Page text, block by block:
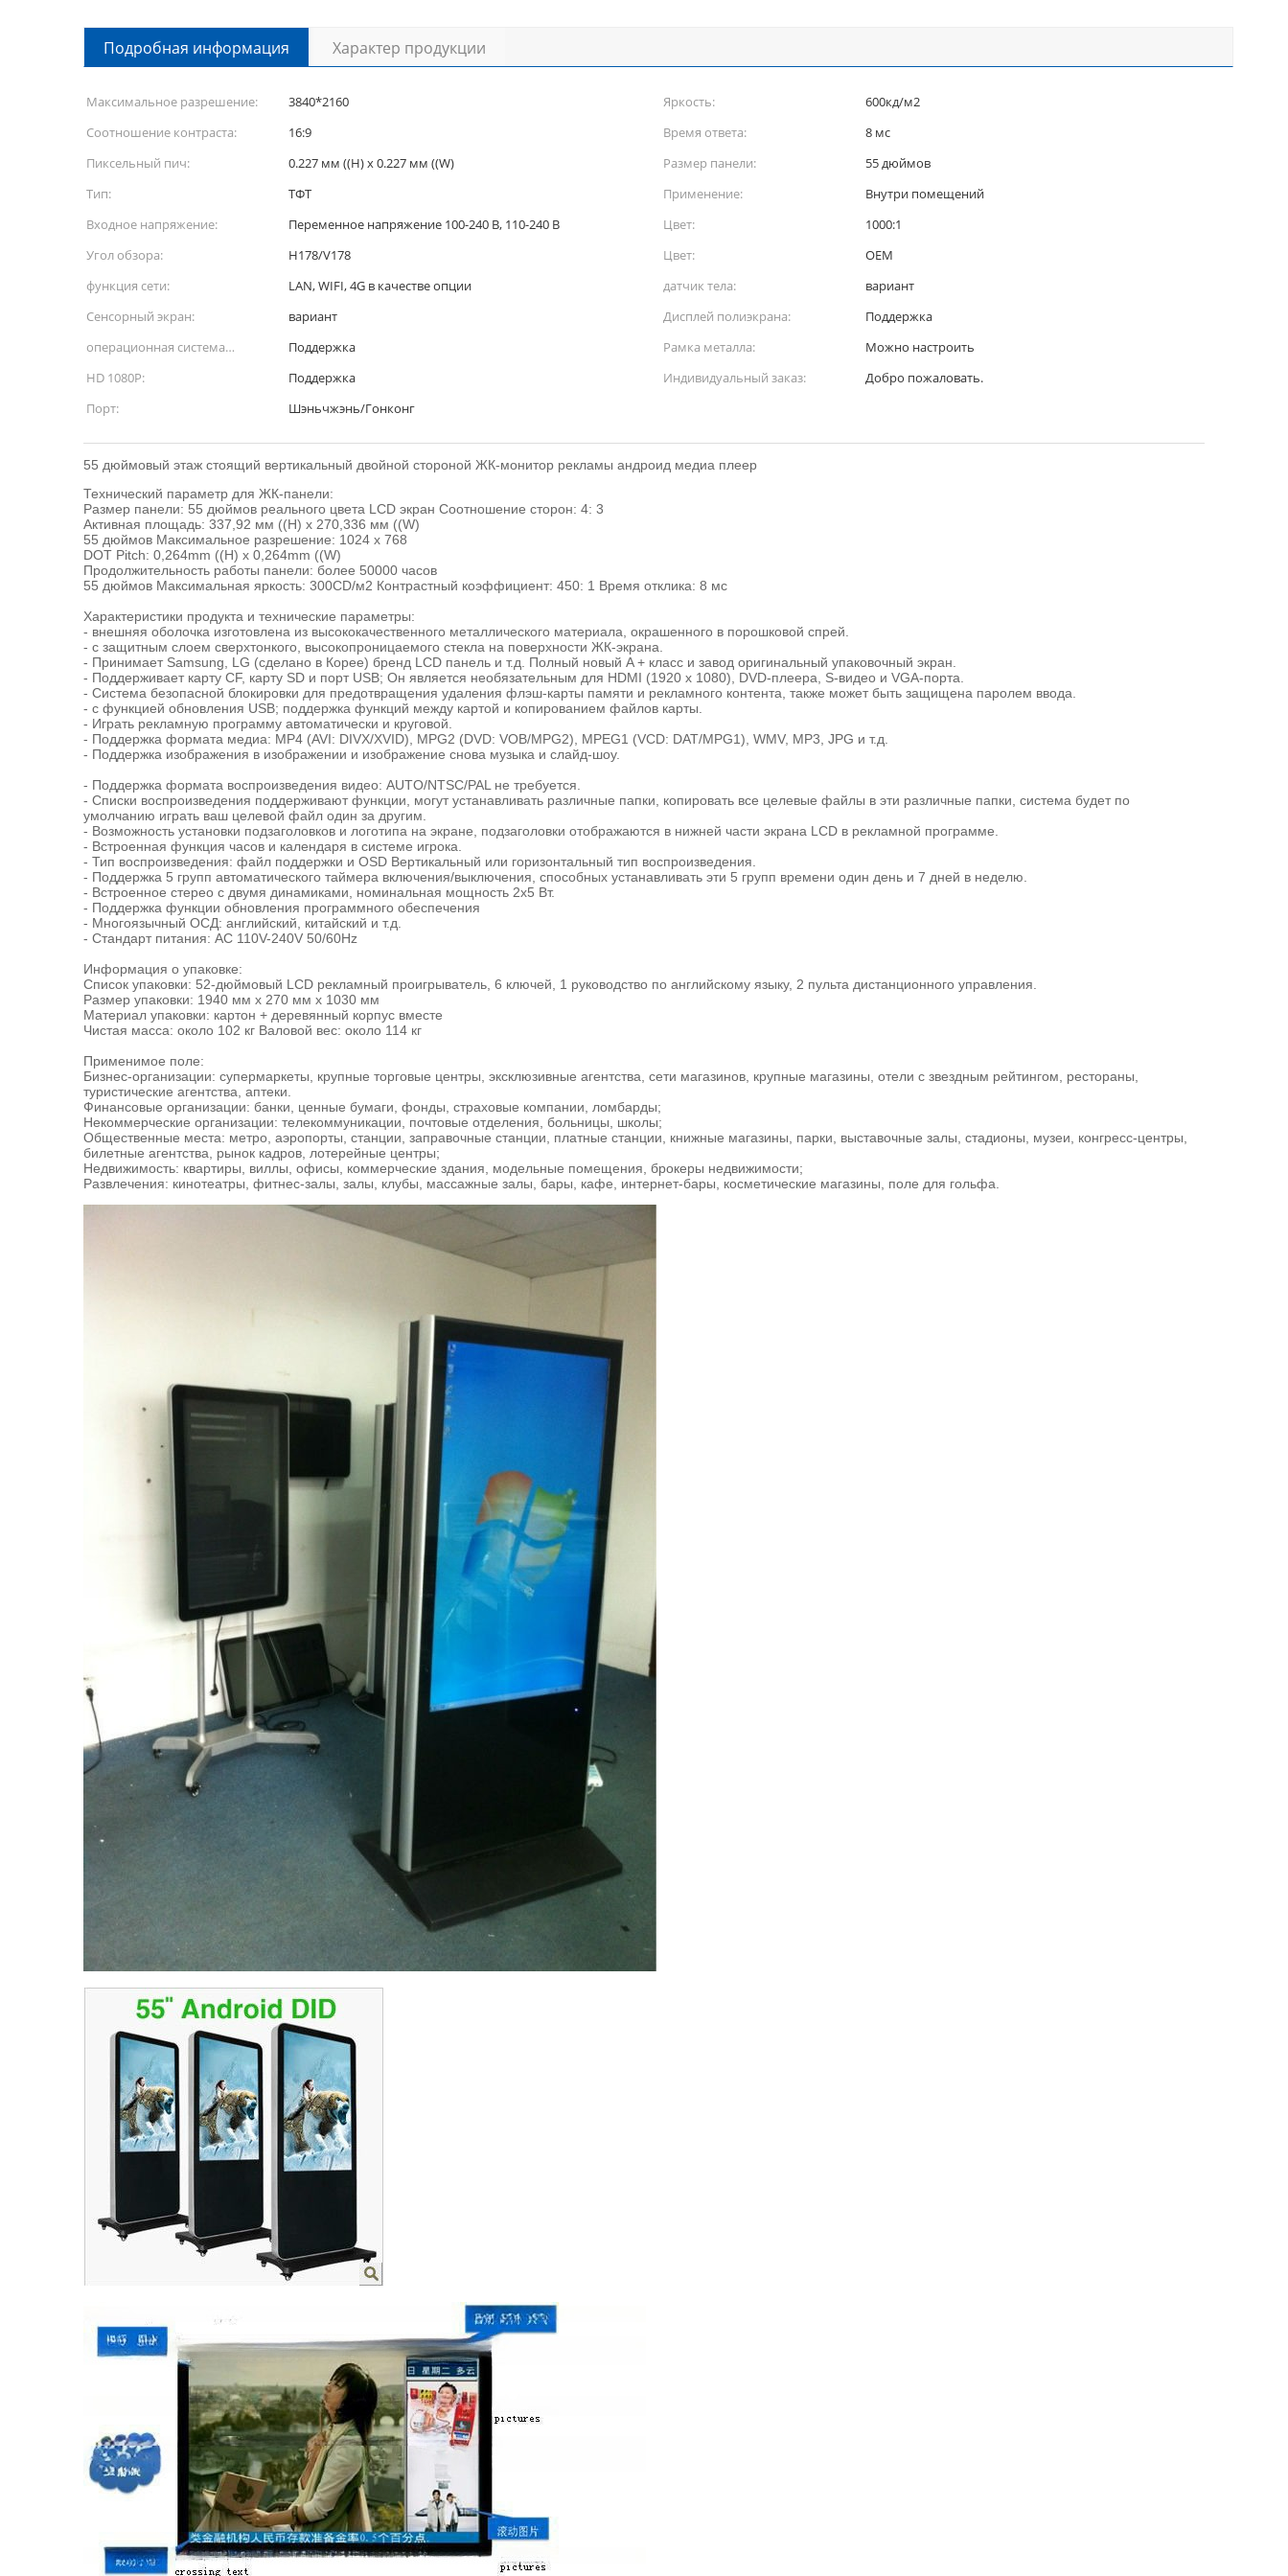
Подробная информация Характер продукции
Максимальное разрешение: 3840*2160 Яркость:
600кд/м2
Соотношение контраста:
16:9 Время ответа:
8 мс
Пиксельный пич:
0.227 мм ((H) х 0.227 мм ((W) Размер панели:
55 дюймов
Тип:
ТФТ Применение:
Внутри помещений
Входное напряжение:
Переменное напряжение 100-240 В, 110-240 В Цвет:
1000:1
Угол обзора:
H178/V178 Цвет:
OEM
функция сети:
LAN, WIFI, 4G в качестве опции датчик тела:
вариант
Сенсорный экран:
вариант Дисплей полиэкрана:
Поддержка
операционная система
андроида:
Поддержка Рамка металла:
Можно настроить
HD 1080P:
Поддержка Индивидуальный заказ:
Добро пожаловать.
Порт:
Шэньчжэнь/Гонконг
55 дюймовый этаж стоящий вертикальный двойной стороной ЖК-монитор рекламы андроид медиа плеер
Технический параметр для ЖК-панели:
Размер панели: 55 дюймов реального цвета LCD экран Соотношение сторон: 4: 3
Активная площадь: 337,92 мм ((H) x 270,336 мм ((W)
55 дюймов Максимальное разрешение: 1024 x 768
DOT Pitch: 0,264mm ((H) x 0,264mm ((W)
Продолжительность работы панели: более 50000 часов
55 дюймов Максимальная яркость: 300CD/м2 Контрастный коэффициент: 450: 1 Время отклика: 8 мс
Характеристики продукта и технические параметры:
- внешняя оболочка изготовлена из высококачественного металлического материала, окрашенного в порошковой спрей.
- с защитным слоем сверхтонкого, высокопроницаемого стекла на поверхности ЖК-экрана.
- Принимает Samsung, LG (сделано в Корее) бренд LCD панель и т.д. Полный новый A + класс и завод оригинальный упаковочный экран.
- Поддерживает карту CF, карту SD и порт USB; Он является необязательным для HDMI (1920 x 1080), DVD-плеера, S-видео и VGA-порта.
- Система безопасной блокировки для предотвращения удаления флэш-карты памяти и рекламного контента, также может быть защищена паролем ввода.
- с функцией обновления USB; поддержка функций между картой и копированием файлов карты.
- Играть рекламную программу автоматически и круговой.
- Поддержка формата медиа: MP4 (AVI: DIVX/XVID), MPG2 (DVD: VOB/MPG2), MPEG1 (VCD: DAT/MPG1), WMV, MP3, JPG и т.д.
- Поддержка изображения в изображении и изображение снова музыка и слайд-шоу.
- Поддержка формата воспроизведения видео: AUTO/NTSC/PAL не требуется.
- Списки воспроизведения поддерживают функции, могут устанавливать различные папки, копировать все целевые файлы в эти различные папки, система будет по
умолчанию играть ваш целевой файл один за другим.
- Возможность установки подзаголовков и логотипа на экране, подзаголовки отображаются в нижней части экрана LCD в рекламной программе.
- Встроенная функция часов и календаря в системе игрока.
- Тип воспроизведения: файл поддержки и OSD Вертикальный или горизонтальный тип воспроизведения.
- Поддержка 5 групп автоматического таймера включения/выключения, способных устанавливать эти 5 групп времени один день и 7 дней в неделю.
- Встроенное стерео с двумя динамиками, номинальная мощность 2х5 Вт.
- Поддержка функции обновления программного обеспечения
- Многоязычный ОСД: английский, китайский и т.д.
- Стандарт питания: AC 110V-240V 50/60Hz
Информация о упаковке:
Список упаковки: 52-дюймовый LCD рекламный проигрыватель, 6 ключей, 1 руководство по английскому языку, 2 пульта дистанционного управления.
Размер упаковки: 1940 мм х 270 мм х 1030 мм
Материал упаковки: картон + деревянный корпус вместе
Чистая масса: около 102 кг Валовой вес: около 114 кг
Применимое поле:
Бизнес-организации: супермаркеты, крупные торговые центры, эксклюзивные агентства, сети магазинов, крупные магазины, отели с звездным рейтингом, рестораны,
туристические агентства, аптеки.
Финансовые организации: банки, ценные бумаги, фонды, страховые компании, ломбарды;
Некоммерческие организации: телекоммуникации, почтовые отделения, больницы, школы;
Общественные места: метро, аэропорты, станции, заправочные станции, платные станции, книжные магазины, парки, выставочные залы, стадионы, музеи, конгресс-центры,
билетные агентства, рынок кадров, лотерейные центры;
Недвижимость: квартиры, виллы, офисы, коммерческие здания, модельные помещения, брокеры недвижимости;
Развлечения: кинотеатры, фитнес-залы, залы, клубы, массажные залы, бары, кафе, интернет-бары, косметические магазины, поле для гольфа.